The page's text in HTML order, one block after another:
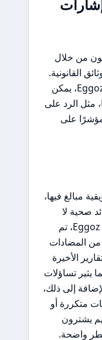
من خلال
القانونية.
في حالة العلامات التجارية مثل Eggoz، يمكن
مثل الرد على
على
مبالغ فيها،
صحية لا
تدعمها الأبحاث العلمية. في حالة Eggoz، تم
من المضادات
الأخيرة
يثير تساؤلات
إلى ذلك،
متكررة أو
يشترون
واضحة.